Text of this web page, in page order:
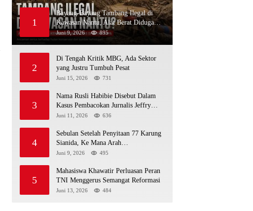
1
Bayang-Bayang Tambang Ilegal di
Kawasan Nantu, Alat Berat Diduga
Kembali Menembus Hutan Sapa
Juni 9, 2026 895
2
Di Tengah Kritik MBG, Ada Sektor
yang Justru Tumbuh Pesat
Juni 15, 2026 731
3
Nama Rusli Habibie Disebut Dalam
Kasus Pembacokan Jurnalis Jeffry
Rumampuk
Juni 11, 2026 636
4
Sebulan Setelah Penyitaan 77 Karung
Sianida, Ke Mana Arah
Penyidikannya?
Juni 9, 2026 495
5
Mahasiswa Khawatir Perluasan Peran
TNI Menggerus Semangat Reformasi
Juni 13, 2026 484